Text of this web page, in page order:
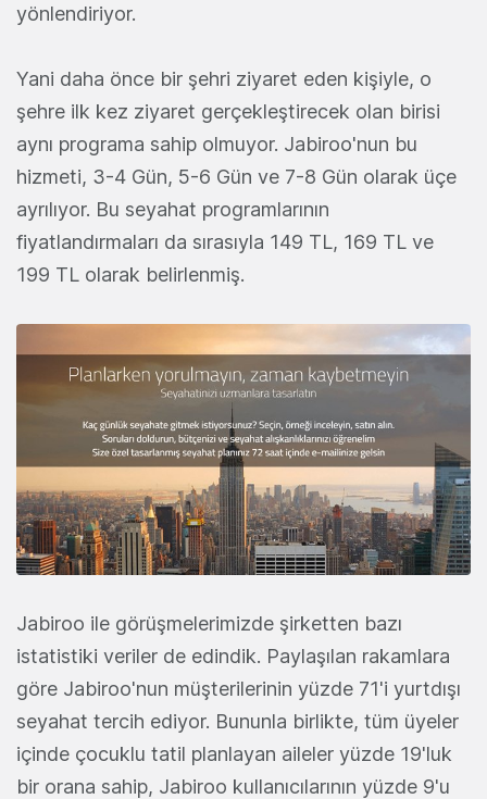
yönlendiriyor.
Yani daha önce bir şehri ziyaret eden kişiyle, o
şehre ilk kez ziyaret gerçekleştirecek olan birisi
aynı programa sahip olmuyor. Jabiroo'nun bu
hizmeti, 3-4 Gün, 5-6 Gün ve 7-8 Gün olarak üçe
ayrılıyor. Bu seyahat programlarının
fiyatlandırmaları da sırasıyla 149 TL, 169 TL ve
199 TL olarak belirlenmiş.
Jabiroo ile görüşmelerimizde şirketten bazı
istatistiki veriler de edindik. Paylaşılan rakamlara
göre Jabiroo'nun müşterilerinin yüzde 71'i yurtdışı
seyahat tercih ediyor. Bununla birlikte, tüm üyeler
içinde çocuklu tatil planlayan aileler yüzde 19'luk
bir orana sahip, Jabiroo kullanıcılarının yüzde 9'u